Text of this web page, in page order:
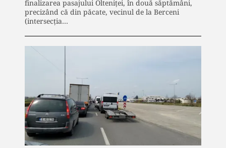
finalizarea pasajului Olteniţei, în două săptămâni,
precizând că din păcate, vecinul de la Berceni
(intersecţia…